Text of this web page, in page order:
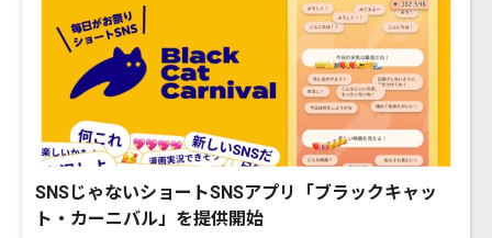
SNSじゃないショートSNSアプリ「ブラックキャッ
ト・カーニバル」を提供開始